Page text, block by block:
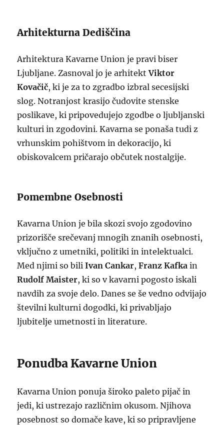
Arhitekturna Dediščina
Arhitektura Kavarne Union je pravi biser
Ljubljane. Zasnoval jo je arhitektViktor
Kovačič, ki je za to zgradbo izbral secesijski
slog. Notranjost krasijo čudovite stenske
poslikave, ki pripovedujejo zgodbe o ljubljanski
kulturi in zgodovini. Kavarna se ponaša tudi z
vrhunskim pohištvom in dekoracijo, ki
obiskovalcem pričarajo občutek nostalgije.
Pomembne Osebnosti
Kavarna Union je bila skozi svojo zgodovino
prizorišče srečevanj mnogih znanih osebnosti,
vključno z umetniki, politiki in intelektualci.
Med njimi so biliIvan Cankar,Franz Kafka in
Rudolf Maister, ki so v kavarni pogosto iskali
navdih za svoje delo. Danes se še vedno odvijajo
številni kulturni dogodki, ki privabljajo
ljubitelje umetnosti in literature.
Ponudba Kavarne Union
Kavarna Union ponuja široko paleto pijač in
jedi, ki ustrezajo različnim okusom. Njihova
posebnost so domače kave, ki so pripravljene